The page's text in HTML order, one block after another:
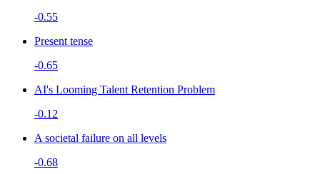
-0.55
Present tense
-0.65
AI's Looming Talent Retention Problem
-0.12
A societal failure on all levels
-0.68